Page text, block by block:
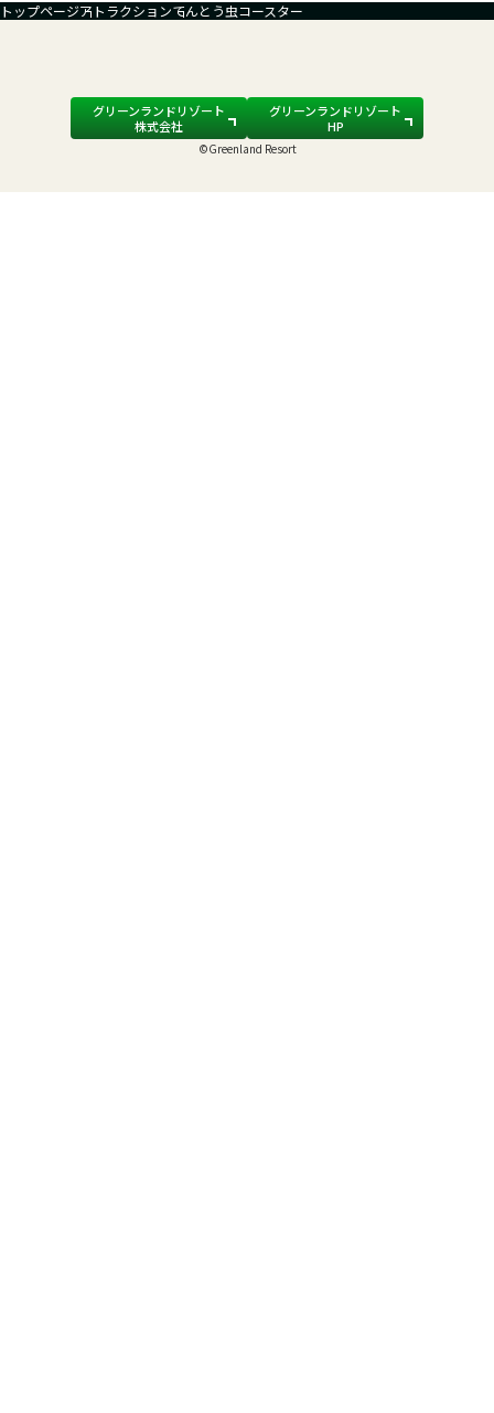
トップページアトラクションてんとう虫コースター
グリーンランドリゾート
株式会社
グリーンランドリゾート
HP
©Greenland Resort